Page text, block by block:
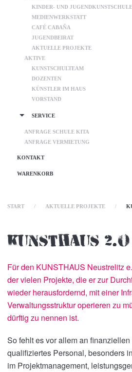
KINDER- UND JUGENDKUNSTSCHULE
MEDIENWERKSTATT
CAFÉ CABAÑA
JUGENDBEIRAT
AKTUELLE PROJEKTE
AKTIVE
KUNSTSCHULTEAM
DOZENTEN
KÜNSTLER IM HAUS
VORSTAND
SERVICE
ANFRAGE SCHULE KITA
ANFRAGE VERMIETUNG
KONTAKT
WARENKORB
START AKTUELLE PROJEKTE
Kunsthaus 2.0
Für den KUNSTHAUS Neustrelitz
der vielen Projekte, die er zur
wieder herausfordernd, mit einer
Verwaltungsstruktur operieren zu
dürftig zu nennen ist.
So fehlt es vor allem an
qualifiziertes Personal, besonders
im Projektmanagement,